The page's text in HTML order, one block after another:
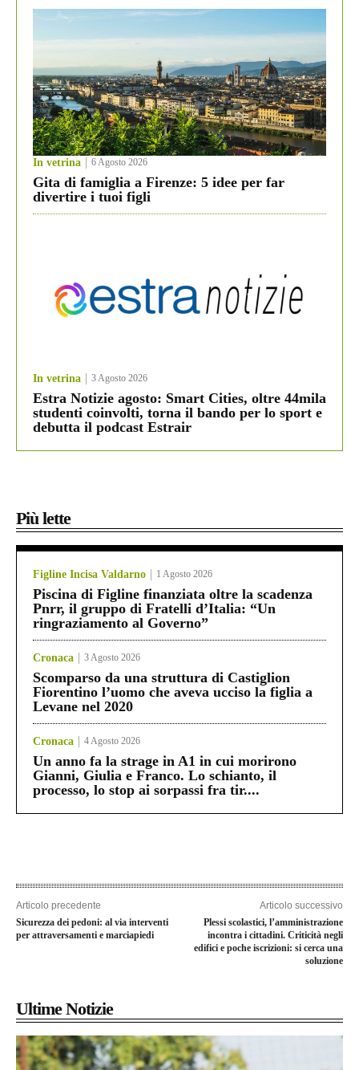
In vetrina 6 Agosto 2026
Gita di famiglia a Firenze: 5 idee per far
divertire i tuoi figli
In vetrina 3 Agosto 2026
Estra Notizie agosto: Smart Cities, oltre 44mila
studenti coinvolti, torna il bando per lo sport e
debutta il podcast Estrair
Più lette
Figline Incisa Valdarno 1 Agosto 2026
Piscina di Figline finanziata oltre la scadenza
Pnrr, il gruppo di Fratelli d’Italia: “Un
ringraziamento al Governo”
Cronaca 3 Agosto 2026
Scomparso da una struttura di Castiglion
Fiorentino l’uomo che aveva ucciso la figlia a
Levane nel 2020
Cronaca 4 Agosto 2026
Un anno fa la strage in A1 in cui morirono
Gianni, Giulia e Franco. Lo schianto, il
processo, lo stop ai sorpassi fra tir....
Articolo precedente
Sicurezza dei pedoni: al via interventi
per attraversamenti e marciapiedi
Articolo successivo
Plessi scolastici, l’amministrazione
incontra i cittadini. Criticità negli
edifici e poche iscrizioni: si cerca una
soluzione
Ultime Notizie